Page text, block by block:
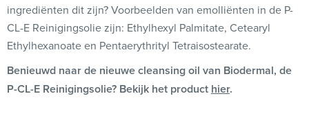
ingrediënten dit zijn? Voorbeelden van emolliënten in de P-
CL-E Reinigingsolie zijn: Ethylhexyl Palmitate, Cetearyl
Ethylhexanoate en Pentaerythrityl Tetraisostearate.
Benieuwd naar de nieuwe cleansing oil van Biodermal, de
P-CL-E Reinigingsolie? Bekijk het product hier.